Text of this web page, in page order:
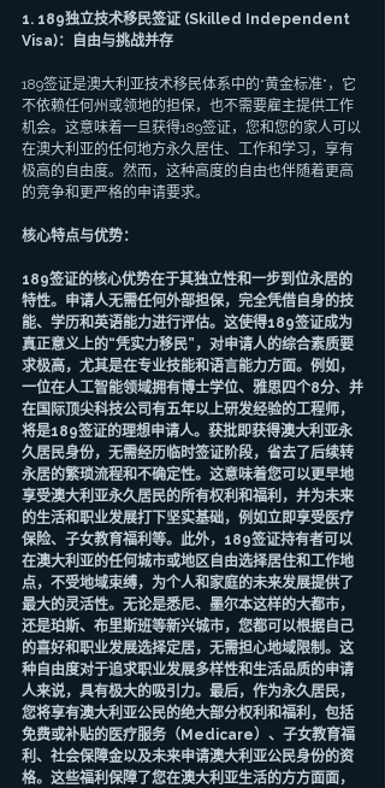
1. 189独立技术移民签证 (Skilled Independent
Visa)：自由与挑战并存
189签证是澳大利亚技术移民体系中的“黄金标准”，它
不依赖任何州或领地的担保，也不需要雇主提供工作
机会。这意味着一旦获得189签证，您和您的家人可以
在澳大利亚的任何地方永久居住、工作和学习，享有
极高的自由度。然而，这种高度的自由也伴随着更高
的竞争和更严格的申请要求。
核心特点与优势：
189签证的核心优势在于其独立性和一步到位永居的
特性。申请人无需任何外部担保，完全凭借自身的技
能、学历和英语能力进行评估。这使得189签证成为
真正意义上的“凭实力移民”，对申请人的综合素质要
求极高，尤其是在专业技能和语言能力方面。例如，
一位在人工智能领域拥有博士学位、雅思四个8分、并
在国际顶尖科技公司有五年以上研发经验的工程师，
将是189签证的理想申请人。获批即获得澳大利亚永
久居民身份，无需经历临时签证阶段，省去了后续转
永居的繁琐流程和不确定性。这意味着您可以更早地
享受澳大利亚永久居民的所有权利和福利，并为未来
的生活和职业发展打下坚实基础，例如立即享受医疗
保险、子女教育福利等。此外，189签证持有者可以
在澳大利亚的任何城市或地区自由选择居住和工作地
点，不受地域束缚，为个人和家庭的未来发展提供了
最大的灵活性。无论是悉尼、墨尔本这样的大都市，
还是珀斯、布里斯班等新兴城市，您都可以根据自己
的喜好和职业发展选择定居，无需担心地域限制。这
种自由度对于追求职业发展多样性和生活品质的申请
人来说，具有极大的吸引力。最后，作为永久居民，
您将享有澳大利亚公民的绝大部分权利和福利，包括
免费或补贴的医疗服务（Medicare）、子女教育福
利、社会保障金以及未来申请澳大利亚公民身份的资
格。这些福利保障了您在澳大利亚生活的方方面面，